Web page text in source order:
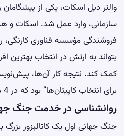
والتر دیل اسکات، یکی از
سازمانی، وارد عمل شد. اسکات و
فروشندگی مؤسسه فناوری کارنگی،
بتواند به ارتش در انتخاب بهترین
کمک کند. نتیجه کار آن‌ها،
برای انتخاب کاپیتان‌ها” بود که در 4 مه 1917 تکمیل شد.
روانشناسی در خدمت جنگ
جنگ جهانی اول یک کاتالیزور بزرگ